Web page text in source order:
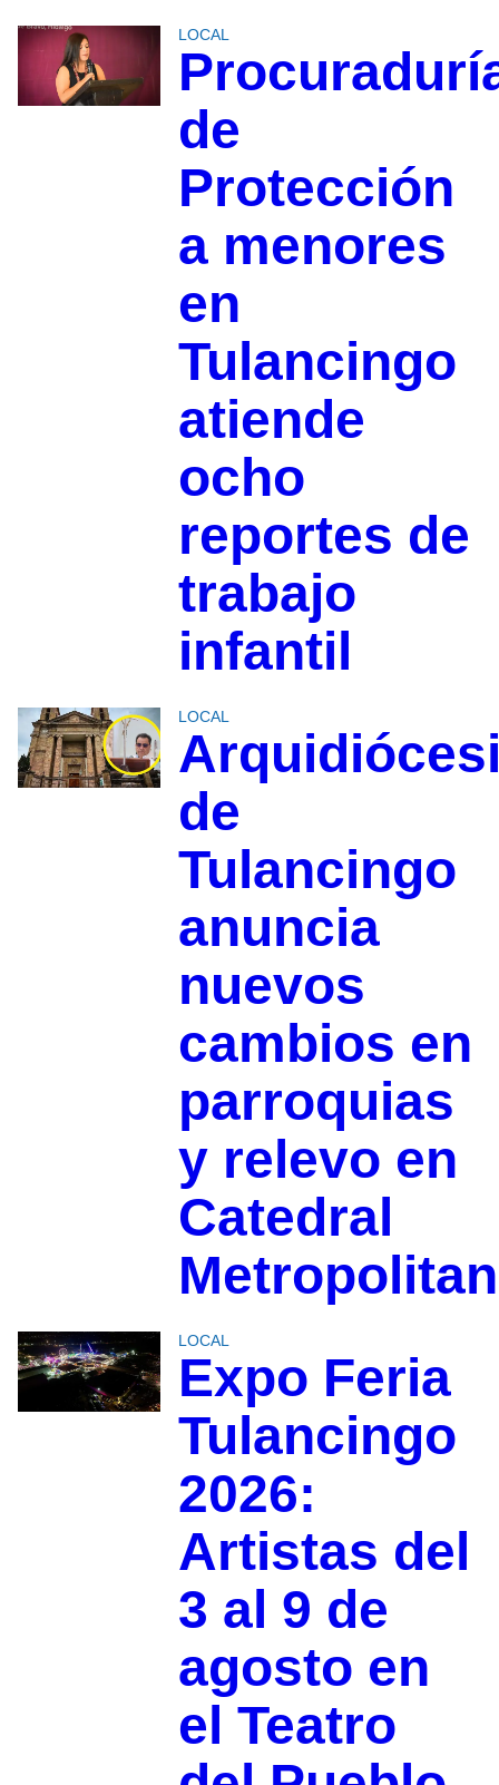
LOCAL
de
Protección
a menores
en
Tulancingo
atiende
ocho
reportes de
trabajo
infantil
LOCAL
de
Tulancingo
anuncia
nuevos
cambios en
parroquias
y relevo en
Catedral
LOCAL
Expo Feria
Tulancingo
2026:
Artistas del
3 al 9 de
agosto en
el Teatro